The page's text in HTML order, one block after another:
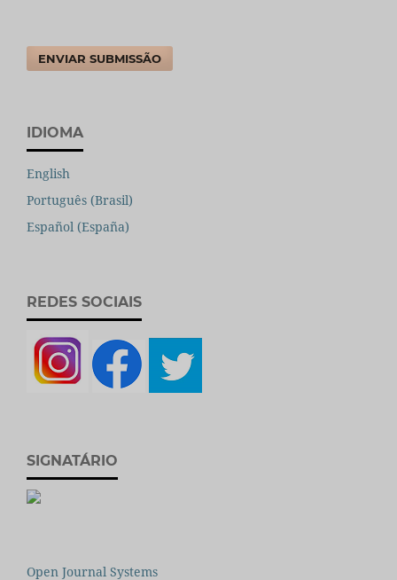
ENVIAR SUBMISSÃO
IDIOMA
English
Português (Brasil)
Español (España)
REDES SOCIAIS
SIGNATÁRIO
Open Journal Systems